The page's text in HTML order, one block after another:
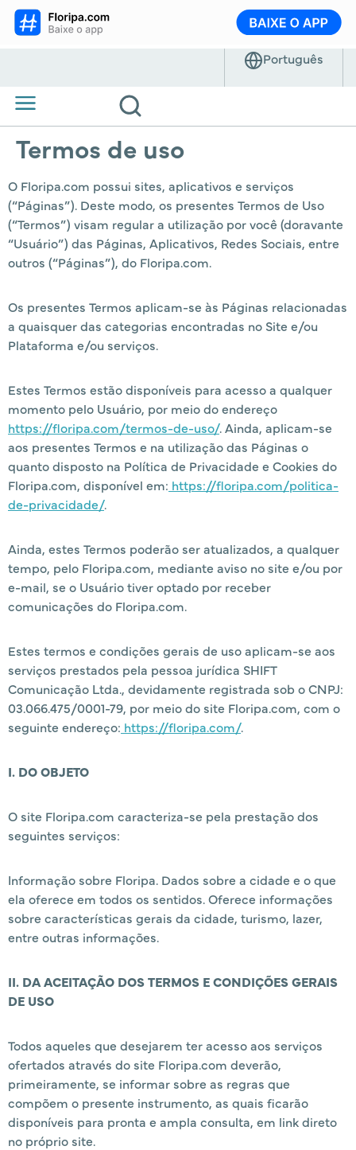
Termos de uso
O Floripa.com possui sites, aplicativos e serviços
(“Páginas”). Deste modo, os presentes Termos de Uso
(“Termos”) visam regular a utilização por você (doravante
“Usuário”) das Páginas, Aplicativos, Redes Sociais, entre
outros (“Páginas”), do Floripa.com.
Os presentes Termos aplicam-se às Páginas relacionadas
a quaisquer das categorias encontradas no Site e/ou
Plataforma e/ou serviços.
Estes Termos estão disponíveis para acesso a qualquer
momento pelo Usuário, por meio do endereço
https://floripa.com/termos-de-uso/. Ainda, aplicam-se
aos presentes Termos e na utilização das Páginas o
quanto disposto na Política de Privacidade e Cookies do
Floripa.com, disponível em: https://floripa.com/politica-
de-privacidade/.
Ainda, estes Termos poderão ser atualizados, a qualquer
tempo, pelo Floripa.com, mediante aviso no site e/ou por
e-mail, se o Usuário tiver optado por receber
comunicações do Floripa.com.
Estes termos e condições gerais de uso aplicam-se aos
serviços prestados pela pessoa jurídica SHIFT
Comunicação Ltda., devidamente registrada sob o CNPJ:
03.066.475/0001-79, por meio do site Floripa.com, com o
seguinte endereço: https://floripa.com/.
I. DO OBJETO
O site Floripa.com caracteriza-se pela prestação dos
seguintes serviços:
Informação sobre Floripa. Dados sobre a cidade e o que
ela oferece em todos os sentidos. Oferece informações
sobre características gerais da cidade, turismo, lazer,
entre outras informações.
II. DA ACEITAÇÃO DOS TERMOS E CONDIÇÕES GERAIS
DE USO
Todos aqueles que desejarem ter acesso aos serviços
ofertados através do site Floripa.com deverão,
primeiramente, se informar sobre as regras que
compõem o presente instrumento, as quais ficarão
disponíveis para pronta e ampla consulta, em link direto
no próprio site.